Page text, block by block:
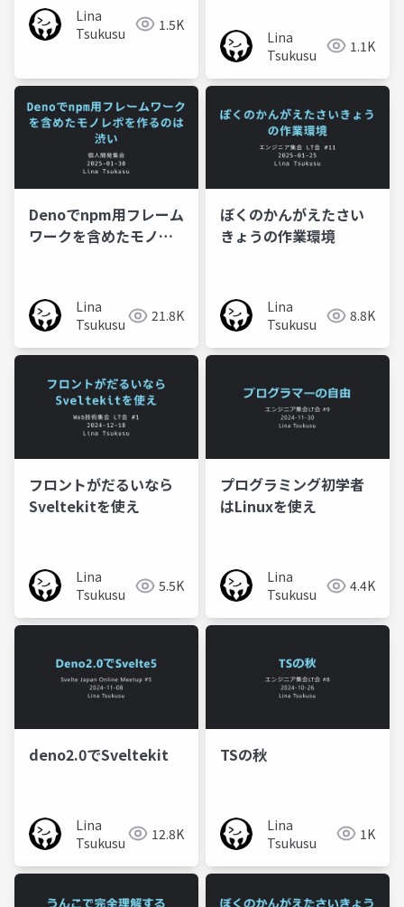
Lina
Tsukusu
1.5K
Lina
Tsukusu
1.1K
Denoでnpm用フレーム
ワークを含めたモノレ
Lina
Tsukusu
21.8K
ぼくのかんがえたさい
きょうの作業環境
Lina
Tsukusu
8.8K
フロントがだるいなら
Sveltekitを使え
Lina
Tsukusu
5.5K
プログラミング初学者
はLinuxを使え
Lina
Tsukusu
4.4K
deno2.0でSveltekit
Lina
Tsukusu
12.8K
TSの秋
Lina
Tsukusu
1K